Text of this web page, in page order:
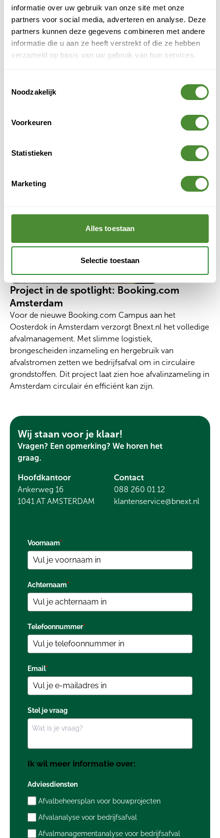
informatie over uw gebruik van onze site met onze
partners voor social media, adverteren en analyse. Deze
partners kunnen deze gegevens combineren met andere
informatie die u aan ze heeft verstrekt of die ze hebben
verzameld op basis van uw gebruik van hun services.
Noodzakelijk
Voorkeuren
Statistieken
Marketing
Alles toestaan
Selectie toestaan
afvalverwerking Amstelveen
Haarlemmermeer– rolcontainer, container huren
Haarlemmermeer
Zaanstad– afvalinzameling, afvalverwerking Zaanstad
Heerhugowaard– circulair afvalbeheer op maat
Van grote steden tot kleinere gemeenten: wij kennen de
Project in de spotlight: Booking.com
Amsterdam
Voor de nieuwe Booking.com Campus aan het
Oosterdok in Amsterdam verzorgt Bnext.nl het volledige
afvalmanagement. Met slimme logistiek,
brongescheiden inzameling en hergebruik van
afvalstromen zetten we bedrijfsafval om in circulaire
grondstoffen. Dit project laat zien hoe afvalinzameling in
Amsterdam circulair én efficiënt kan zijn.
Wij staan voor je klaar!
Vragen? Een opmerking? We horen het
graag.
Hoofdkantoor
Ankerweg 16
1041 AT AMSTERDAM
Contact
088 260 01 12
klantenservice@bnext.nl
Voornaam*
Achternaam*
Telefoonnummer*
Email*
Stel je vraag
Ik wil meer informatie over:
Adviesdiensten
Afvalbeheersplan voor bouwprojecten
Afvalanalyse voor bedrijfsafval
Afvalmanagementanalyse voor bedrijfsafval